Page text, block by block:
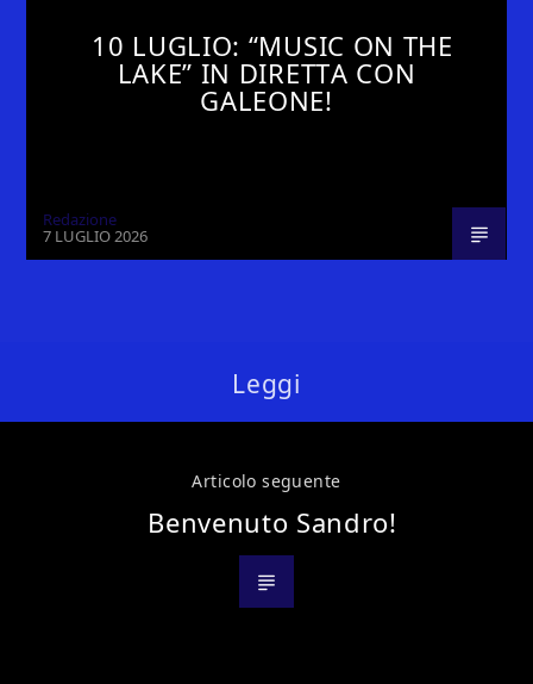
10 LUGLIO: “MUSIC ON THE
LAKE” IN DIRETTA CON
GALEONE!
Redazione
7 LUGLIO 2026
Leggi
Articolo seguente
Benvenuto Sandro!